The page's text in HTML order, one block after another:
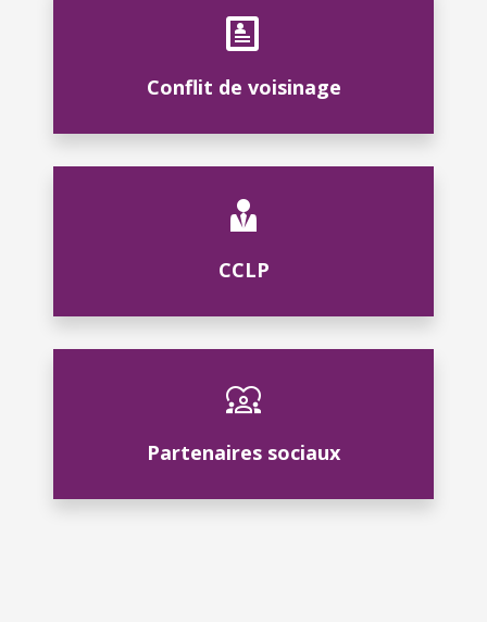
Conflit de voisinage
CCLP
Partenaires sociaux